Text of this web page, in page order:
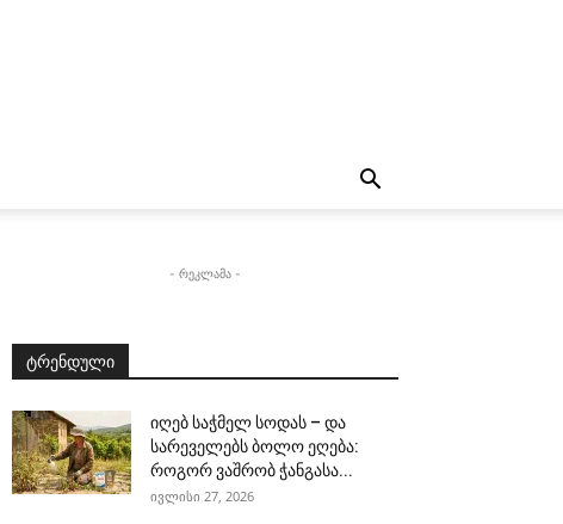
- რეკლამა -
ტრენდული
იღებ საჭმელ სოდას – და
სარეველებს ბოლო ეღება:
როგორ ვაშრობ ჭანგასა...
ივლისი 27, 2026